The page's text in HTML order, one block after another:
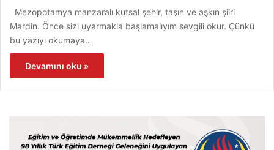
Mezopotamya manzaralı kutsal şehir, taşın ve aşkın şiiri
Mardin. Önce sizi uyarmakla başlamalıyım sevgili okur. Çünkü
bu yazıyı okumaya…
Devamını oku »